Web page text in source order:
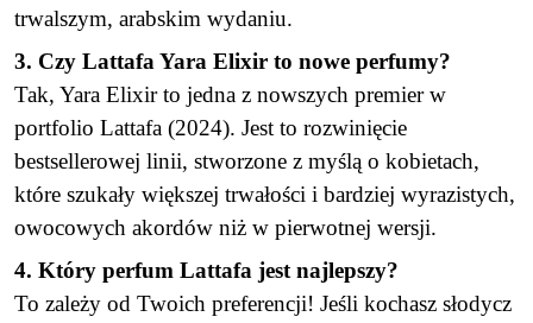
trwalszym, arabskim wydaniu.
3. Czy Lattafa Yara Elixir to nowe perfumy?
Tak, Yara Elixir to jedna z nowszych premier w
portfolio Lattafa (2024). Jest to rozwinięcie
bestsellerowej linii, stworzone z myślą o kobietach,
które szukały większej trwałości i bardziej wyrazistych,
owocowych akordów niż w pierwotnej wersji.
4. Który perfum Lattafa jest najlepszy?
To zależy od Twoich preferencji! Jeśli kochasz słodycz